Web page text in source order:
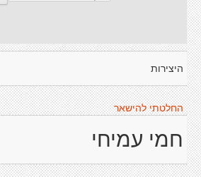
היצירות
החלטתי להישאר
חמי עמיחי